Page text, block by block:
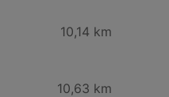
10,14 km
10,63 km